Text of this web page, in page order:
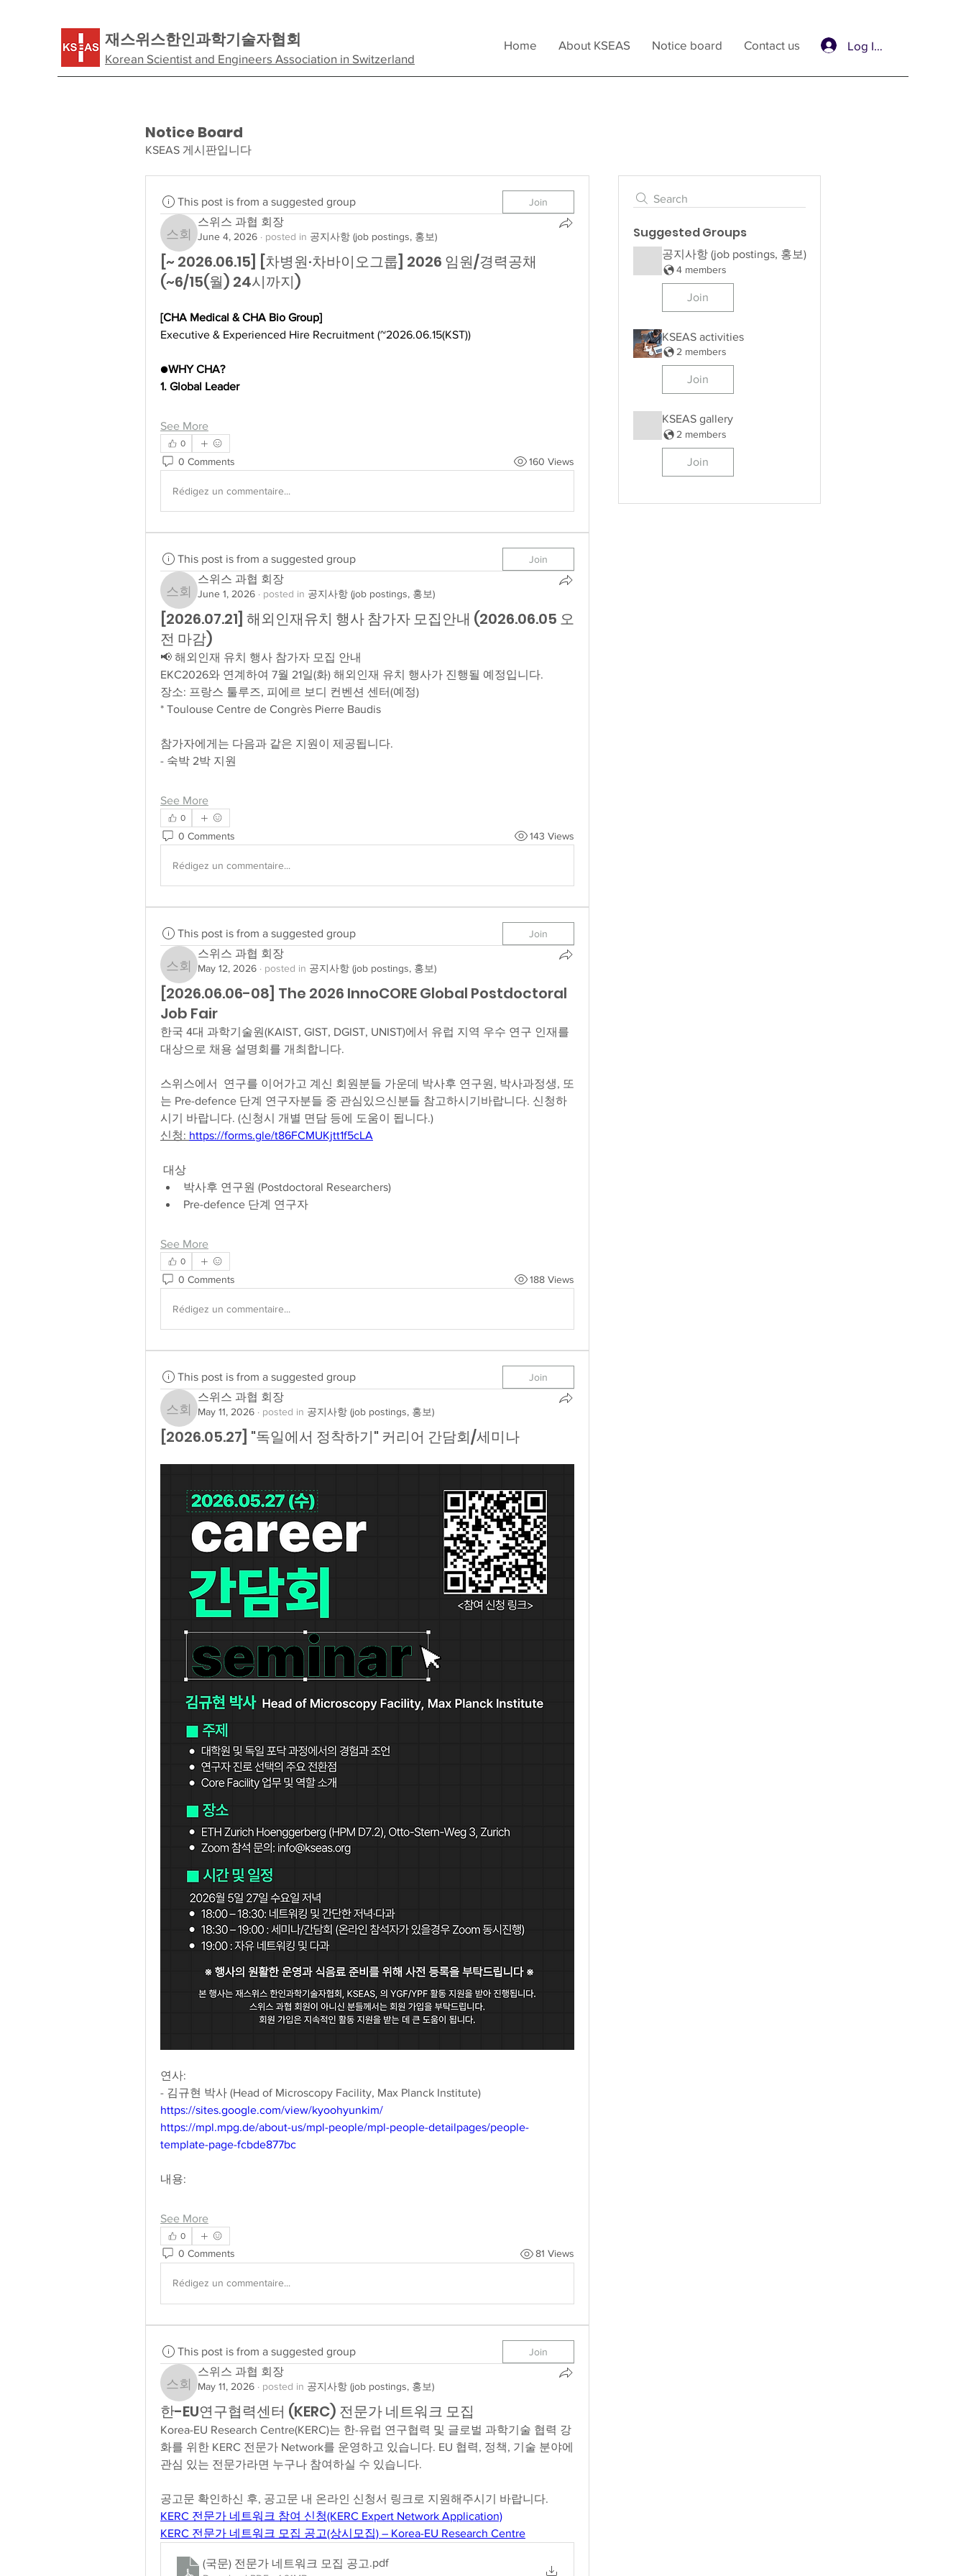
​재스위스한인과학기술자협회
Korean Scientist and Engineers Association in Switzerland
Home About KSEAS Notice board Contact us Log In / Sign Up
Notice Board
KSEAS 게시판입니다
Search
Suggested Groups
공지사항 (job postings, 홍보)
4 members
Join
KSEAS activities
2 members
Join
KSEAS gallery
2 members
Join
This post is from a suggested group Join
스위스 과협 회장
스위스 과협 회장
June 4, 2026 · posted in 공지사항 (job postings, 홍보)
[~ 2026.06.15] [차병원·차바이오그룹] 2026 임원/경력공채
(~6/15(월) 24시까지)
[CHA Medical & CHA Bio Group]
Executive & Experienced Hire Recruitment (~2026.06.15(KST))
●WHY CHA?
1. Global Leader
See More
0
0 Comments 160 Views
Rédigez un commentaire...
This post is from a suggested group Join
스위스 과협 회장
스위스 과협 회장
June 1, 2026 · posted in 공지사항 (job postings, 홍보)
[2026.07.21] 해외인재유치 행사 참가자 모집안내 (2026.06.05 오
전 마감)
📢 해외인재 유치 행사 참가자 모집 안내
EKC2026와 연계하여 7월 21일(화) 해외인재 유치 행사가 진행될 예정입니다.
장소: 프랑스 툴루즈, 피에르 보디 컨벤션 센터(예정)
* Toulouse Centre de Congrès Pierre Baudis
참가자에게는 다음과 같은 지원이 제공됩니다.
- 숙박 2박 지원
See More
0
0 Comments 143 Views
Rédigez un commentaire...
This post is from a suggested group Join
스위스 과협 회장
스위스 과협 회장
May 12, 2026 · posted in 공지사항 (job postings, 홍보)
[2026.06.06-08] The 2026 InnoCORE Global Postdoctoral
Job Fair
한국 4대 과학기술원(KAIST, GIST, DGIST, UNIST)에서 유럽 지역 우수 연구 인재를
대상으로 채용 설명회를 개최합니다.
스위스에서  연구를 이어가고 계신 회원분들 가운데 박사후 연구원, 박사과정생, 또
는 Pre-defence 단계 연구자분들 중 관심있으신분들 참고하시기바랍니다. 신청하
시기 바랍니다. (신청시 개별 면담 등에 도움이 됩니다.)
신청: https://forms.gle/t86FCMUKjtt1f5cLA
대상
박사후 연구원 (Postdoctoral Researchers)
Pre-defence 단계 연구자
See More
0
0 Comments 188 Views
Rédigez un commentaire...
This post is from a suggested group Join
스위스 과협 회장
스위스 과협 회장
May 11, 2026 · posted in 공지사항 (job postings, 홍보)
[2026.05.27] "독일에서 정착하기" 커리어 간담회/세미나
연사:
- 김규현 박사 (Head of Microscopy Facility, Max Planck Institute)
https://sites.google.com/view/kyoohyunkim/
https://mpl.mpg.de/about-us/mpl-people/mpl-people-detailpages/people-
template-page-fcbde877bc
내용:
See More
0
0 Comments 81 Views
Rédigez un commentaire...
This post is from a suggested group Join
스위스 과협 회장
스위스 과협 회장
May 11, 2026 · posted in 공지사항 (job postings, 홍보)
한-EU연구협력센터 (KERC) 전문가 네트워크 모집
Korea-EU Research Centre(KERC)는 한-유럽 연구협력 및 글로벌 과학기술 협력 강
화를 위한 KERC 전문가 Network를 운영하고 있습니다. EU 협력, 정책, 기술 분야에
관심 있는 전문가라면 누구나 참여하실 수 있습니다.
공고문 확인하신 후, 공고문 내 온라인 신청서 링크로 지원해주시기 바랍니다.
KERC 전문가 네트워크 참여 신청(KERC Expert Network Application)
KERC 전문가 네트워크 모집 공고(상시모집) – Korea-EU Research Centre
(국문) 전문가 네트워크 모집 공고.pdf